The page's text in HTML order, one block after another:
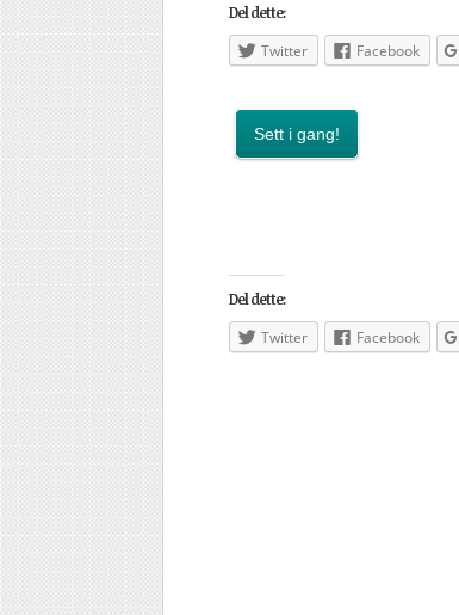
Del dette:
Twitter Facebook
Sett i gang!
Del dette:
Twitter Facebook